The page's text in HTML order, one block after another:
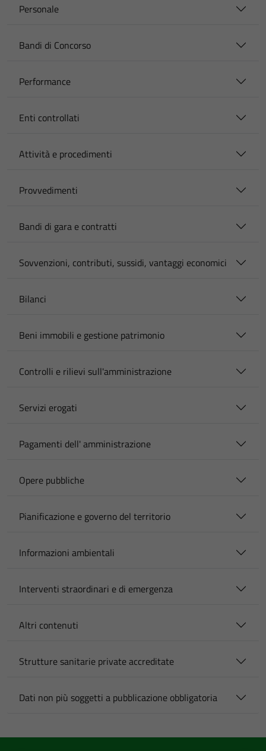
Personale
Bandi di Concorso
Performance
Enti controllati
Attività e procedimenti
Provvedimenti
Bandi di gara e contratti
Sovvenzioni, contributi, sussidi, vantaggi economici
Bilanci
Beni immobili e gestione patrimonio
Controlli e rilievi sull'amministrazione
Servizi erogati
Pagamenti dell' amministrazione
Opere pubbliche
Pianificazione e governo del territorio
Informazioni ambientali
Interventi straordinari e di emergenza
Altri contenuti
Strutture sanitarie private accreditate
Dati non più soggetti a pubblicazione obbligatoria